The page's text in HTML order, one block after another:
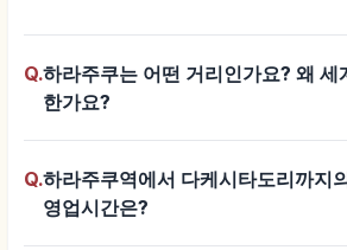
Q.하라주쿠는 어떤 거리인가요? 왜 세
한가요?
Q.하라주쿠역에서 다케시타도리까지
영업시간은?